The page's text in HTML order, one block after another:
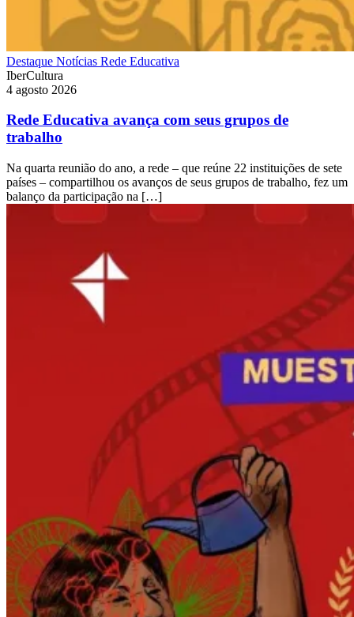
Destaque Notícias Rede Educativa
IberCultura
4 agosto 2026
Rede Educativa avança com seus grupos de
trabalho
Na quarta reunião do ano, a rede – que reúne 22 instituições de sete
países – compartilhou os avanços de seus grupos de trabalho, fez um
balanço da participação na […]